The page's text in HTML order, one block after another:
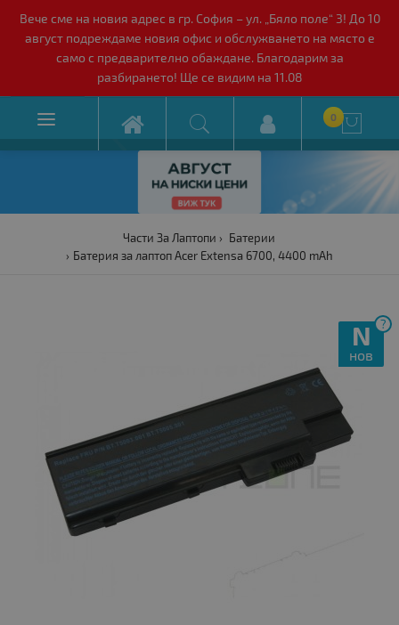
Вече сме на новия адрес в гр. София – ул. „Бяло поле“ 3! До 10
август подреждаме новия офис и обслужването на място е
само с предварително обаждане. Благодарим за
разбирането! Ще се видим на 11.08
 0 
Части За Лаптопи
Батерии
Батерия за лаптоп Acer Extensa 6700, 4400 mAh
?
N
нов